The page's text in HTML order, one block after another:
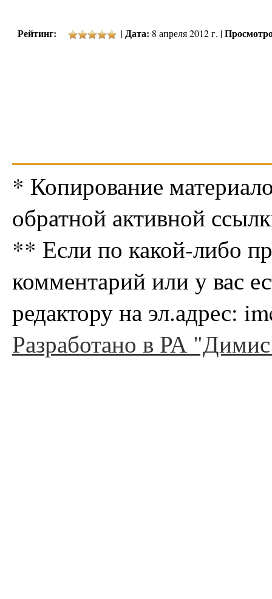
Рейтинг: |Дата: 8 апреля 2012 г. |
* Копирование
обратной активной
** Если по какой-либо
комментарий или у вас
редактору на эл.адрес:
Разработано в РА